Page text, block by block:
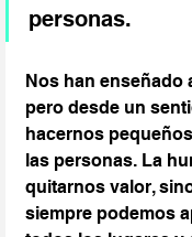
personas.
Nos han enseñado
pero desde un
hacernos
las personas. La
quitarnos valor,
siempre podemos